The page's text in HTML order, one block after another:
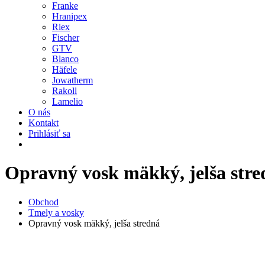
Franke
Hranipex
Riex
Fischer
GTV
Blanco
Häfele
Jowatherm
Rakoll
Lamelio
O nás
Kontakt
Prihlásiť sa
Opravný vosk mäkký, jelša
Obchod
Tmely a vosky
Opravný vosk mäkký, jelša stredná